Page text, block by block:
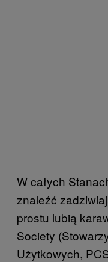
W całych
znaleźć
prostu lubią
Society
Użytkowych,